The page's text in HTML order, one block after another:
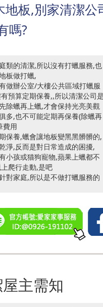
地板,別家清潔公
嗎?
類的清潔,所以沒有打蠟服務,也
板做打蠟,
做辦公室/大樓公共區域打蠟服
預算定期保養,,所以清潔公司是
除蠟再上蠟,才會保持光亮美觀
多,也不可能定期再保養(除蠟再
費用
保養,蠟會讓地板變黑黑髒髒的,
淨,反而是對日常造成的困擾,
小孩或猫狗寵物,蘋果上蠟都不
爬行走動,是吧
對家庭,所以是不做打蠟服務的
主需知